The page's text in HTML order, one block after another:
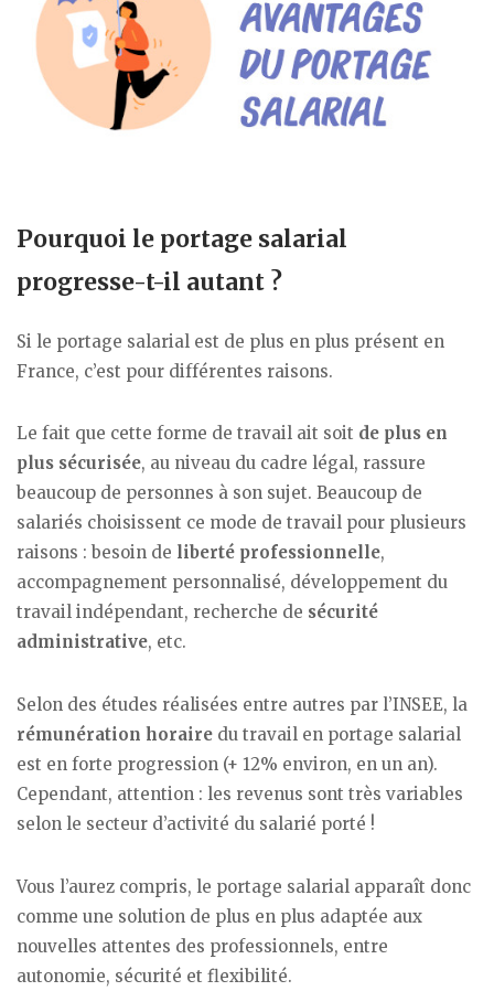
Pourquoi le portage salarial
progresse-t-il autant ?
Si le portage salarial est de plus en plus présent en
France, c’est pour différentes raisons.
Le fait que cette forme de travail ait soit de plus en
plus sécurisée, au niveau du cadre légal, rassure
beaucoup de personnes à son sujet. Beaucoup de
salariés choisissent ce mode de travail pour plusieurs
raisons : besoin de liberté professionnelle,
accompagnement personnalisé, développement du
travail indépendant, recherche de sécurité
administrative, etc.
Selon des études réalisées entre autres par l’INSEE, la
rémunération horaire du travail en portage salarial
est en forte progression (+ 12% environ, en un an).
Cependant, attention : les revenus sont très variables
selon le secteur d’activité du salarié porté !
Vous l’aurez compris, le portage salarial apparaît donc
comme une solution de plus en plus adaptée aux
nouvelles attentes des professionnels, entre
autonomie, sécurité et flexibilité.